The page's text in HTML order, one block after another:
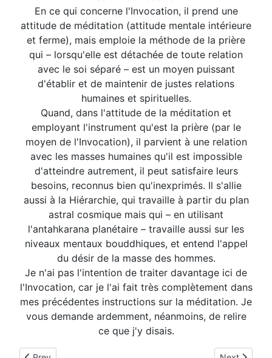
En ce qui concerne l'Invocation, il prend une
attitude de méditation (attitude mentale intérieure
et ferme), mais emploie la méthode de la prière
qui – lorsqu'elle est détachée de toute relation
avec le soi séparé – est un moyen puissant
d'établir et de maintenir de justes relations
humaines et spirituelles.
Quand, dans l'attitude de la méditation et
employant l'instrument qu'est la prière (par le
moyen de l'Invocation), il parvient à une relation
avec les masses humaines qu'il est impossible
d'atteindre autrement, il peut satisfaire leurs
besoins, reconnus bien qu'inexprimés. Il s'allie
aussi à la Hiérarchie, qui travaille à partir du plan
astral cosmique mais qui – en utilisant
l'antahkarana planétaire – travaille aussi sur les
niveaux mentaux bouddhiques, et entend l'appel
du désir de la masse des hommes.
Je n'ai pas l'intention de traiter davantage ici de
l'Invocation, car je l'ai fait très complètement dans
mes précédentes instructions sur la méditation. Je
vous demande ardemment, néanmoins, de relire
ce que j'y disais.